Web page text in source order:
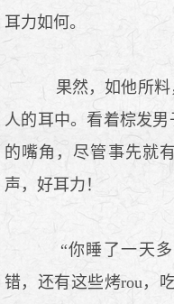
耳力如何。
果然，如他所料
人的耳中。看着棕发
的嘴角，尽管事先就
声，好耳力！
“你睡了一天多
错，还有这些烤rou，